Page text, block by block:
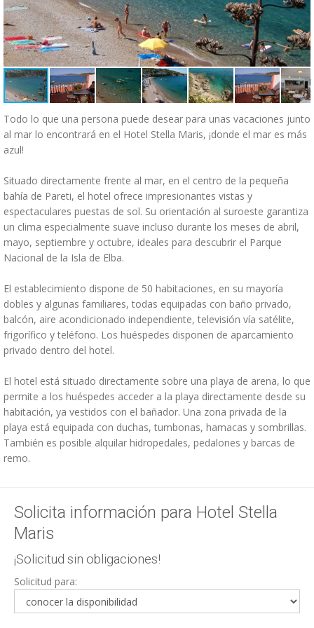
Todo lo que una persona puede desear para unas vacaciones junto
al mar lo encontrará en el Hotel Stella Maris, ¡donde el mar es más
azul!
Situado directamente frente al mar, en el centro de la pequeña
bahía de Pareti, el hotel ofrece impresionantes vistas y
espectaculares puestas de sol. Su orientación al suroeste garantiza
un clima especialmente suave incluso durante los meses de abril,
mayo, septiembre y octubre, ideales para descubrir el Parque
Nacional de la Isla de Elba.
El establecimiento dispone de 50 habitaciones, en su mayoría
dobles y algunas familiares, todas equipadas con baño privado,
balcón, aire acondicionado independiente, televisión vía satélite,
frigorífico y teléfono. Los huéspedes disponen de aparcamiento
privado dentro del hotel.
El hotel está situado directamente sobre una playa de arena, lo que
permite a los huéspedes acceder a la playa directamente desde su
habitación, ya vestidos con el bañador. Una zona privada de la
playa está equipada con duchas, tumbonas, hamacas y sombrillas.
También es posible alquilar hidropedales, pedalones y barcas de
remo.
Solicita información para Hotel Stella
Maris
¡Solicitud sin obligaciones!
Solicitud para: